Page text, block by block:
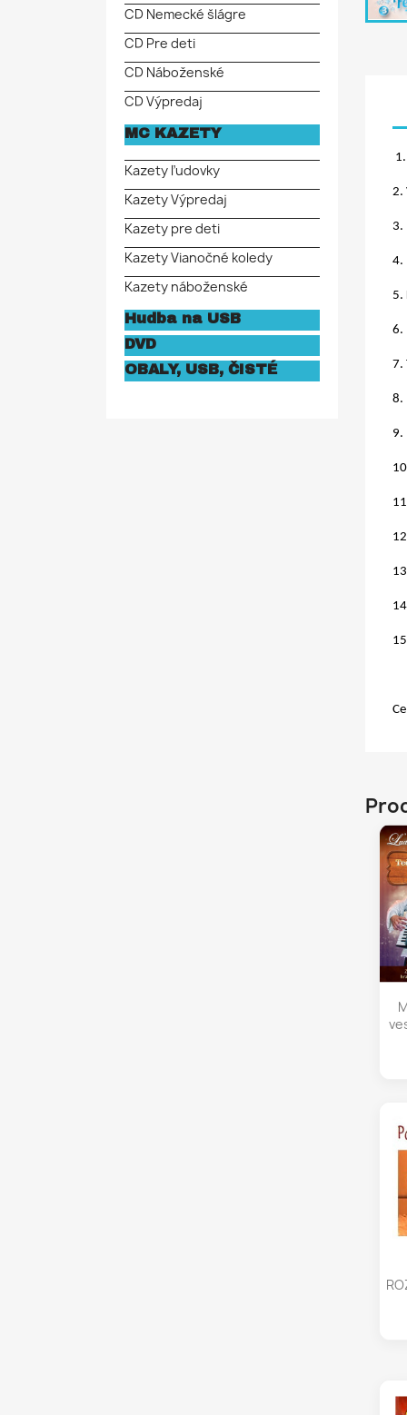
2.
3.
4.
5.
6.
7.
8.
9.
CD Nemecké šlágre
CD Pre deti
CD Náboženské
CD Výpredaj
MC KAZETY
Kazety ľudovky
Kazety Výpredaj
Kazety pre deti
Kazety Vianočné koledy
Kazety náboženské
Hudba na USB
DVD
OBALY, USB, ČISTÉ